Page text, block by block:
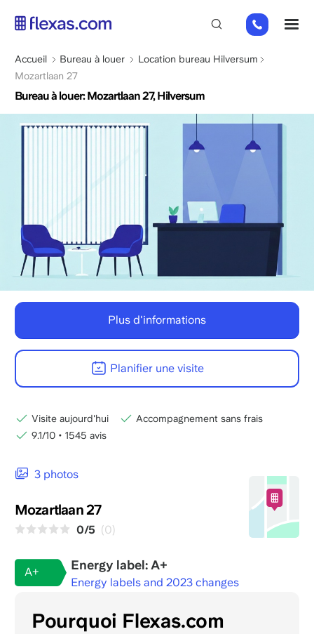
principal
+31
85
066
Fil
d'Ariane
Accueil Bureau à louer
Location bureau Hilversum
Mozartlaan 27
Bureau à louer: Mozartlaan 27, Hilversum
3 photos
Mozartlaan 27
0/5 (0)
A+ Energy label: A+
Energy labels and 2023 changes
Pourquoi Flexas.com
Plus d'informations
Planifier une visite
Visite aujourd'hui
Accompagnement sans frais
9.1/10 • 1545 avis